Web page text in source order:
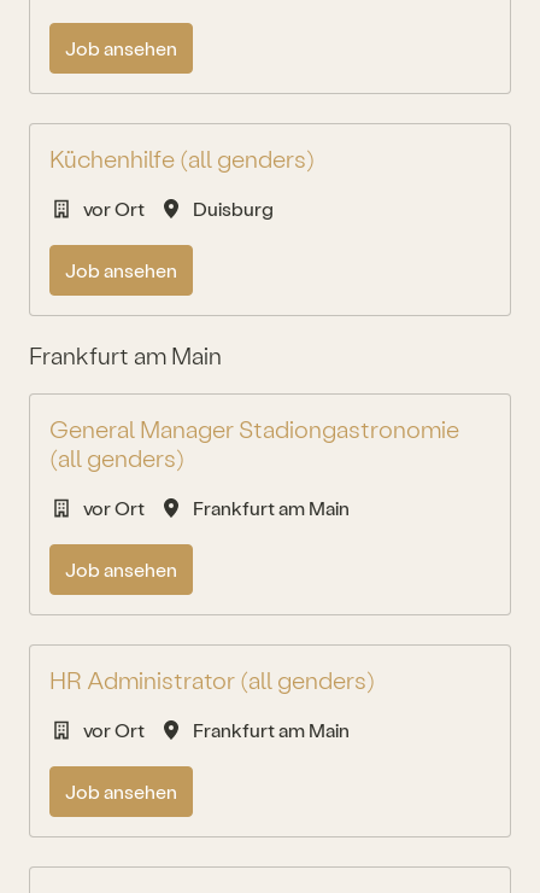
Job ansehen
Küchenhilfe (all genders)
vor Ort Duisburg
Job ansehen
Frankfurt am Main
General Manager Stadiongastronomie
(all genders)
vor Ort Frankfurt am Main
Job ansehen
HR Administrator (all genders)
vor Ort Frankfurt am Main
Job ansehen